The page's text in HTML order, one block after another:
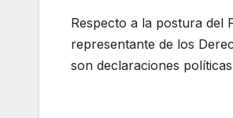
Respecto a la postura del
representante de los
son declaraciones